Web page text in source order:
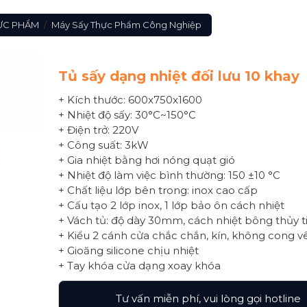
PHẨM / Máy Sấy Thực Phẩm Công Nghiệp
Tủ sấy dạng nhiệt đối lưu 10 khay
+ Kích thước: 600x750x1600
+ Nhiệt độ sấy: 30°C~150°C
+ Điện trở: 220V
+ Công suất: 3kW
+ Gia nhiệt bằng hơi nóng quạt gió
+ Nhiệt độ làm việc bình thường: 150 ±10 °C
+ Chất liệu lớp bên trong: inox cao cấp
+ Cấu tạo 2 lớp inox, 1 lớp bảo ôn cách nhiệt
+ Vách tủ: độ dày 30mm, cách nhiệt bông thủy
+ Kiểu 2 cánh cửa chắc chắn, kín, không cong
+ Gioăng silicone chịu nhiệt
+ Tay khóa cửa dạng xoay khóa
Tư vấn miễn phí, vui lòng gọi hotline